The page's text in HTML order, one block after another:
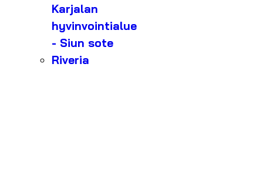
Karjalan
hyvinvointialue
- Siun sote
Riveria